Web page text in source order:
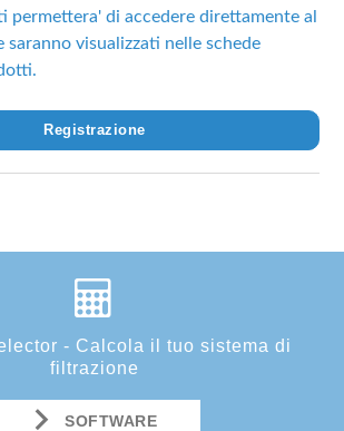
permettera' di accedere direttamente al
saranno visualizzati nelle schede
Registrazione
- Calcola il tuo sistema di
filtrazione
SOFTWARE